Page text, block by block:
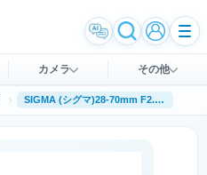
カメラ その他
SIGMA (シグマ)28-70mm F2.8 DG DN [ソニーE用]